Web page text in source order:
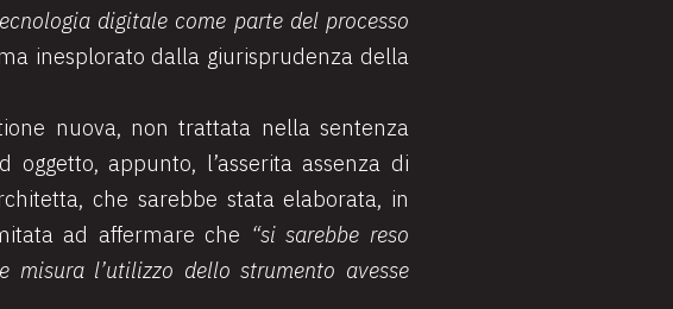
digitale come parte del processo
inesplorato dalla giurisprudenza della
nuova, non trattata nella sentenza
appunto, l’asserita assenza di
che sarebbe stata elaborata, in
ad affermare che “si sarebbe reso
l’utilizzo dello strumento avesse